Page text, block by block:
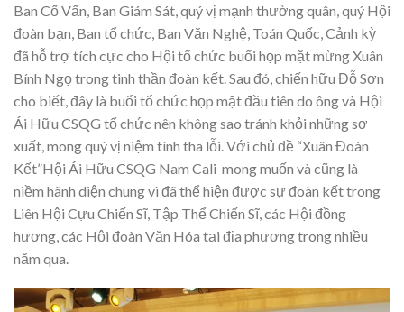
Ban Cố Vấn, Ban Giám Sát, quý vị mạnh thường quân, quý Hội
đoàn bạn, Ban tổ chức, Ban Văn Nghệ, Toán Quốc, Cảnh kỳ
đã hỗ trợ tích cực cho Hội tổ chức buổi họp mặt mừng Xuân
Bính Ngọ trong tinh thần đoàn kết. Sau đó, chiến hữu Đỗ Sơn
cho biết, đây là buổi tổ chức họp mặt đầu tiên do ông và Hội
Ái Hữu CSQG tổ chức nên không sao tránh khỏi những sơ
xuất, mong quý vị niệm tình tha lỗi. Với chủ đề “Xuân Đoàn
Kết”Hội Ái Hữu CSQG Nam Cali mong muốn và cũng là
niềm hãnh diện chung vì đã thể hiện được sự đoàn kết trong
Liên Hội Cựu Chiến Sĩ, Tập Thể Chiến Sĩ, các Hội đồng
hương, các Hội đoàn Văn Hóa tại địa phương trong nhiều
năm qua.